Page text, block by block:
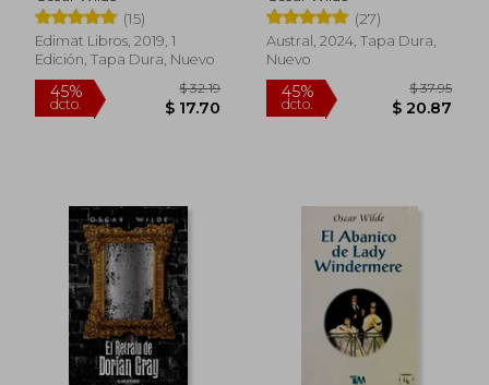
Carterville
(15)
Edimat Libros, 2019, 1
Edición, Tapa Dura, Nuevo
(27)
Austral, 2024, Tapa Dura,
Nuevo